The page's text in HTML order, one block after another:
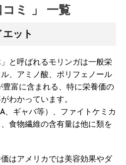
コミ 」 一覧
ット
と呼ばれるモリンガは一般栄
、アミノ酸、ポリフェノール
富に含まれる、特に栄養価の
わかっています。
、ギャバ等）、ファイトケミカ
食物繊維の含有量は他に類を
はアメリカでは美容効果やダ